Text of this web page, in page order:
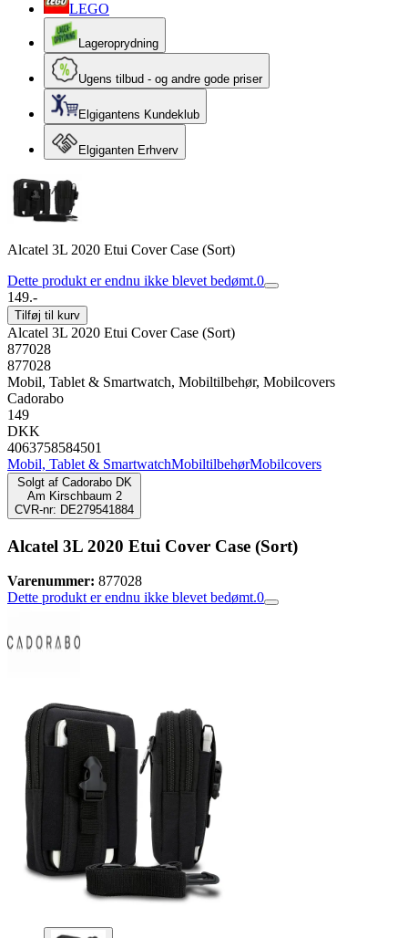
LEGO
Lageroprydning
Ugens tilbud - og andre gode priser
Elgigantens Kundeklub
Elgiganten Erhverv
Alcatel 3L 2020 Etui Cover Case (Sort)
Dette produkt er endnu ikke blevet bedømt.0
149.-
Tilføj til kurv
Alcatel 3L 2020 Etui Cover Case (Sort)
877028
877028
Mobil, Tablet & Smartwatch, Mobiltilbehør, Mobilcovers
Cadorabo
149
DKK
4063758584501
Mobil, Tablet & SmartwatchMobiltilbehørMobilcovers
Solgt af Cadorabo DK
Am Kirschbaum 2
CVR-nr: DE279541884
Alcatel 3L 2020 Etui Cover Case (Sort)
Varenummer: 877028
Dette produkt er endnu ikke blevet bedømt.0